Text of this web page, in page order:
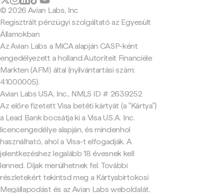
© 2026 Avian Labs, Inc
Regisztrált pénzügyi szolgáltató az Egyesült
Államokban
Az Avian Labs a MiCA alapján CASP-ként
engedélyezett a holland Autoriteit Financiële
Markten (AFM) által (nyilvántartási szám:
41000005).
Avian Labs USA, Inc., NMLS ID # 2639252
Az előre fizetett Visa betéti kártyát (a "Kártya")
a Lead Bank bocsátja ki a Visa U.S.A. Inc.
licencengedélye alapján, és mindenhol
használható, ahol a Visa-t elfogadják. A
jelentkezéshez legalább 18 évesnek kell
lenned. Díjak merülhetnek fel. További
részletekért tekintsd meg a Kártyabirtokosi
Megállapodást és az Avian Labs weboldalát.